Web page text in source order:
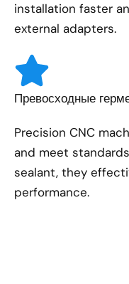
installation faster
external adapters.
Превосходные
Precision CNC
and meet
sealant, they
performance.